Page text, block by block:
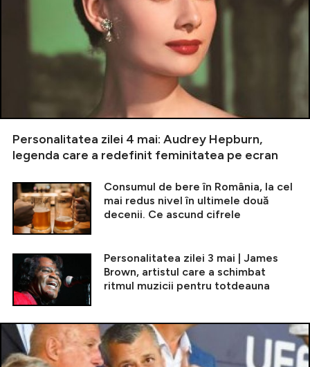
Personalitatea zilei 4 mai: Audrey Hepburn,
legenda care a redefinit feminitatea pe ecran
Consumul de bere în România, la cel
mai redus nivel în ultimele două
decenii. Ce ascund cifrele
Personalitatea zilei 3 mai | James
Brown, artistul care a schimbat
ritmul muzicii pentru totdeauna